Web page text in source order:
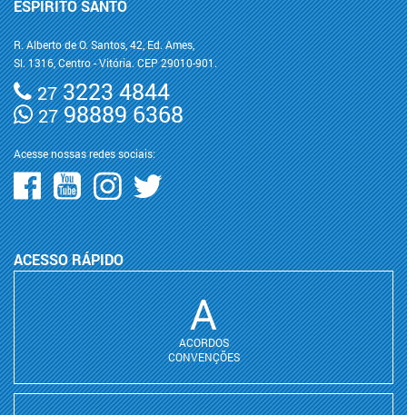
ESPÍRITO SANTO
R. Alberto de O. Santos, 42, Ed. Ames,
Sl. 1316, Centro - Vitória. CEP 29010-901.
273223 4844
2798889 6368
Acesse nossas redes sociais:
ACESSO RÁPIDO
A
ACORDOS
CONVENÇÕES